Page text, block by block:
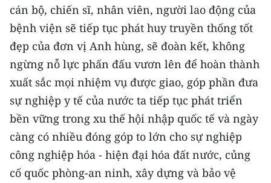
cán bộ, chiến sĩ, nhân viên, người lao động của
bệnh viện sẽ tiếp tục phát huy truyền thống tốt
đẹp của đơn vị Anh hùng, sẽ đoàn kết, không
ngừng nỗ lực phấn đấu vươn lên để hoàn thành
xuất sắc mọi nhiệm vụ đ­ược giao, góp phần đưa
sự nghiệp y tế của nước ta tiếp tục phát triển
bền vững trong xu thế hội nhập quốc tế và ngày
càng có nhiều đóng góp to lớn cho sự nghiệp
công nghiệp hóa - hiện đại hóa đất nước, củng
cố quốc phòng-an ninh, xây dựng và bảo vệ